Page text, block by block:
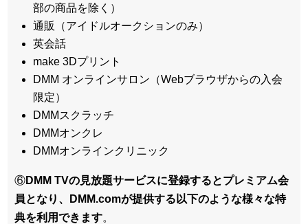
部の商品を除く）
通販（アイドルオークションのみ）
英会話
make 3Dプリント
DMM オンラインサロン（Webブラウザからの入会
限定）
DMMスクラッチ
DMMオンクレ
DMMオンラインクリニック
⑥DMM TVの見放題サービスに登録するとプレミアム会
員となり、DMM.comが提供する以下のような様々な特
典を利用できます。